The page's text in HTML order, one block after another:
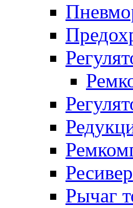
Ресивер
Рычаг